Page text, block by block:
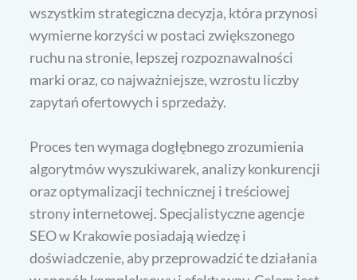
wszystkim strategiczna decyzja, która przynosi
wymierne korzyści w postaci zwiększonego
ruchu na stronie, lepszej rozpoznawalności
marki oraz, co najważniejsze, wzrostu liczby
zapytań ofertowych i sprzedaży.
Proces ten wymaga dogłębnego zrozumienia
algorytmów wyszukiwarek, analizy konkurencji
oraz optymalizacji technicznej i treściowej
strony internetowej. Specjalistyczne agencje
SEO w Krakowie posiadają wiedzę i
doświadczenie, aby przeprowadzić te działania